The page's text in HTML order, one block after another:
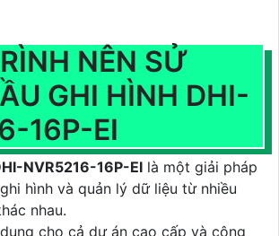
NÊN SỬ
GHI HÌNH DHI-
16P-EI
NVR5216-16P-EI là một giải pháp
hình và quản lý dữ liệu từ nhiều
nhau.
cho cả dự án cao cấp và công